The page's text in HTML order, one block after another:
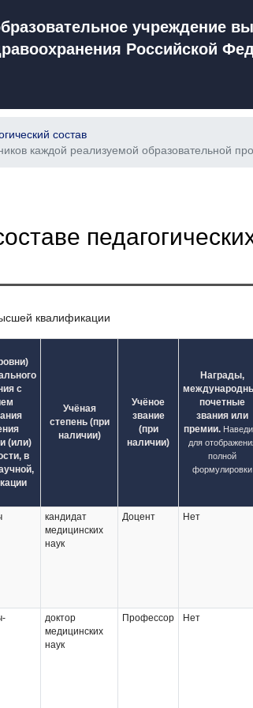
учреждение
Российской
состав
каждой реализуемой образовательной
квалификации
с
(или)
в
Учёная
степень (при
наличии)
Учёное
звание
(при
наличии)
Награды,
почетные
звания или
премии.
для
полной
формулировки
кандидат
медицинских
наук
Доцент Нет
доктор
медицинских
наук
Профессор Нет